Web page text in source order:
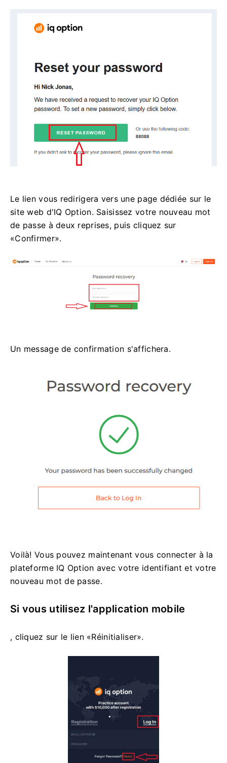
Le lien vous redirigera vers une page dédiée sur le
site web d'IQ Option. Saisissez votre nouveau mot
de passe à deux reprises, puis cliquez sur
«Confirmer».
Un message de confirmation s'affichera.
Voilà! Vous pouvez maintenant vous connecter à la
plateforme IQ Option avec votre identifiant et votre
nouveau mot de passe.
Si vous utilisez l'application mobile
, cliquez sur le lien «Réinitialiser».